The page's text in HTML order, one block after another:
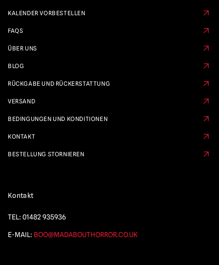
KALENDER VORBESTELLEN
FAQS
ÜBER UNS
BLOG
RÜCKGABE UND RÜCKERSTATTUNG
VERSAND
BEDINGUNGEN UND KONDITIONEN
KONTAKT
BESTELLUNG STORNIEREN
Kontakt
TEL: 01482 935936
E-MAIL: BOO@MADABOUTHORROR.CO.UK